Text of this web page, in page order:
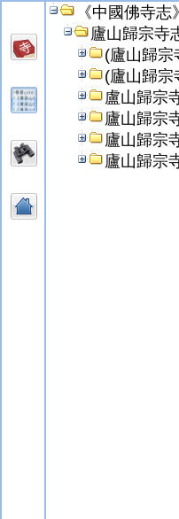
《中國佛寺志》
廬山歸宗寺
(廬山歸宗
(廬山歸宗
盧山歸宗
廬山歸宗
廬山歸宗
廬山歸宗